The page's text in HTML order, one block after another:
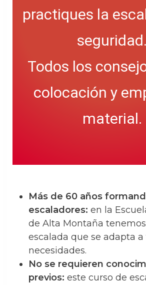
practiques la
seguridad.
Todos los
colocación y
material.
Más de 60 años
escaladores: en la
de Alta Montaña
escalada que se adapta
necesidades.
No se requieren
previos: este curso de